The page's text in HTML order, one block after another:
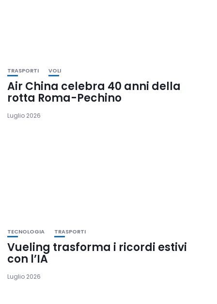
TRASPORTI VOLI
Air China celebra 40 anni della
rotta Roma-Pechino
Luglio 2026
TECNOLOGIA TRASPORTI
Vueling trasforma i ricordi estivi
con l’IA
Luglio 2026